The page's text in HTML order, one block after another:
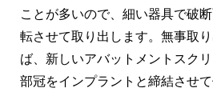
ことが多いので、細い器具で破
転させて取り出します。無事取
ば、新しいアバットメントスク
部冠をインプラントと締結させて